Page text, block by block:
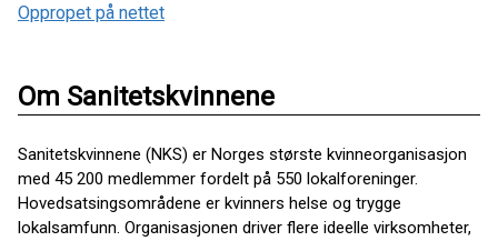
Oppropet på nettet
Om Sanitetskvinnene
Sanitetskvinnene (NKS) er Norges største kvinneorganisasjon
med 45 200 medlemmer fordelt på 550 lokalforeninger.
Hovedsatsingsområdene er kvinners helse og trygge
lokalsamfunn. Organisasjonen driver flere ideelle virksomheter,